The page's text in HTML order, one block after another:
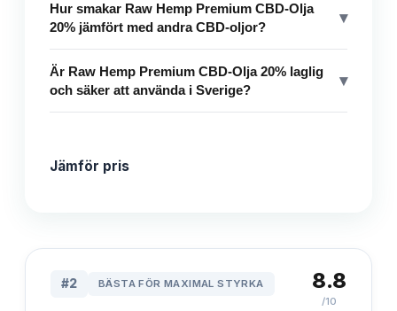
Hur smakar Raw Hemp Premium CBD-Olja
20% jämfört med andra CBD-oljor?
▾
Är Raw Hemp Premium CBD-Olja 20% laglig
och säker att använda i Sverige?
▾
Jämför pris
#2 BÄSTA FÖR MAXIMAL STYRKA 8.8
/10